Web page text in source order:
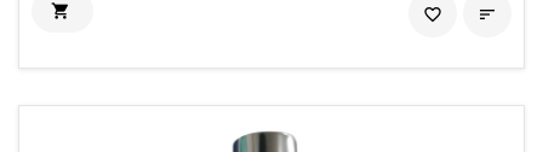
 
favorite_border